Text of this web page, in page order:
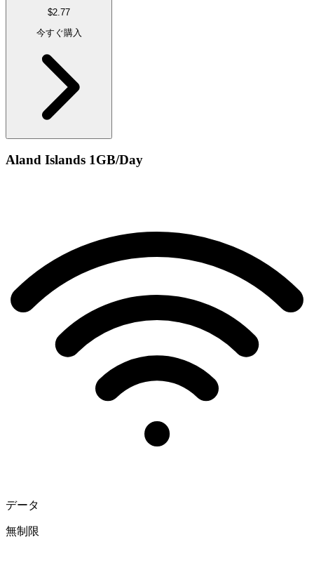
$2.77
今すぐ購入
Aland Islands 1GB/Day
データ
無制限